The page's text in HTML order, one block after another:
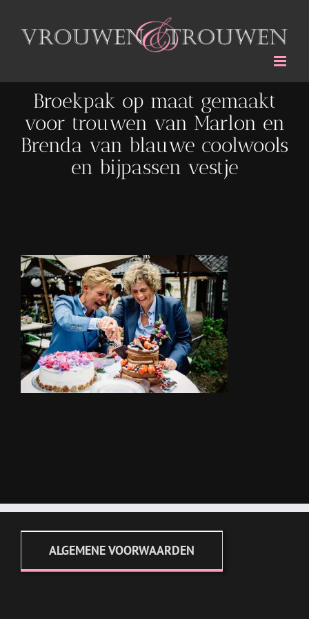
naar
inhoud
Broekpak op maat gemaakt
voor trouwen van Marlon en
Brenda van blauwe coolwools
en bijpassen vestje
ALGEMENE VOORWAARDEN